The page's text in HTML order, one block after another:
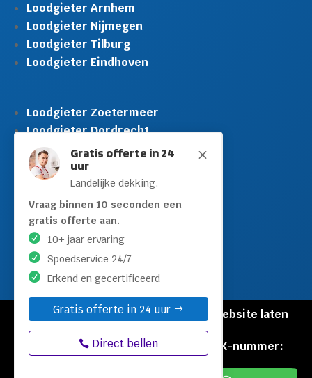
M
Gratis offerte in 24
uur
Landelijke dekking.
Vraag binnen 10 seconden een
gratis offerte aan.
10+ jaar ervaring
Spoedservice 24/7
Erkend en gecertificeerd
Gratis offerte in 24 uur
Direct bellen
Loodgieter Arnhem
Loodgieter Nijmegen
Loodgieter Tilburg
Loodgieter Eindhoven
Loodgieter Zoetermeer
Loodgieter Dordrecht
Loodgieter Rijswijk
Loodgieter Schiedam
Loodgieter Leidschendam
Loodgieter Hilversum
© Copyright Loodgieters Kwartier |
Website laten
maken door Flexamedia
Privacyverklaring|Disclaimer
KVK-nummer: